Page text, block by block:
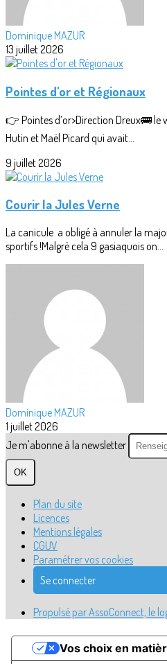
Dominique MAZUR
13 juillet 2026
Pointes d'or et Régionaux
👉 Pointes d’or>Direction Dreux🚌 le
Hutin et Maël Picard qui avait...
9 juillet 2026
Courir la Jules Verne
La canicule a obligé à annuler la
sportifs !Malgrè cela 9 gasiaquois on...
Dominique MAZUR
1 juillet 2026
Je m'abonne à la newsletter
OK
Plan du site
Licences
Mentions légales
CGUV
Paramétrer vos cookies
Se connecter
Propulsé par AssoConnect, le
Vos choix en